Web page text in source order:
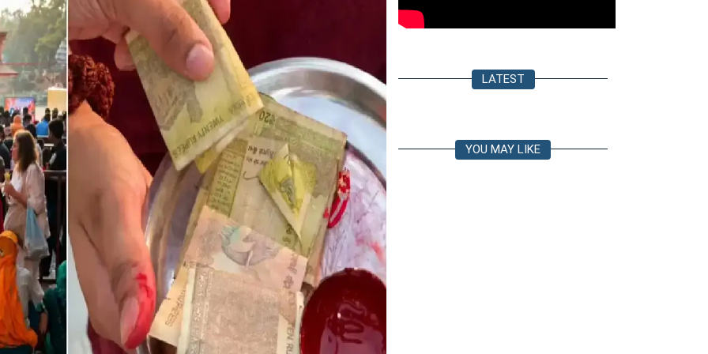
LATEST
YOU MAY LIKE